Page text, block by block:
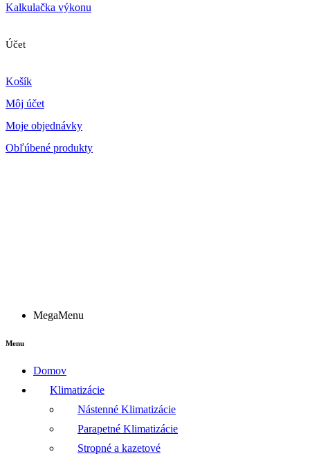
Kalkulačka výkonu
Účet
Košík
Môj účet
Moje objednávky
Obľúbené produkty
MegaMenu
Menu
Domov
Klimatizácie
Nástenné Klimatizácie
Parapetné Klimatizácie
Stropné a kazetové